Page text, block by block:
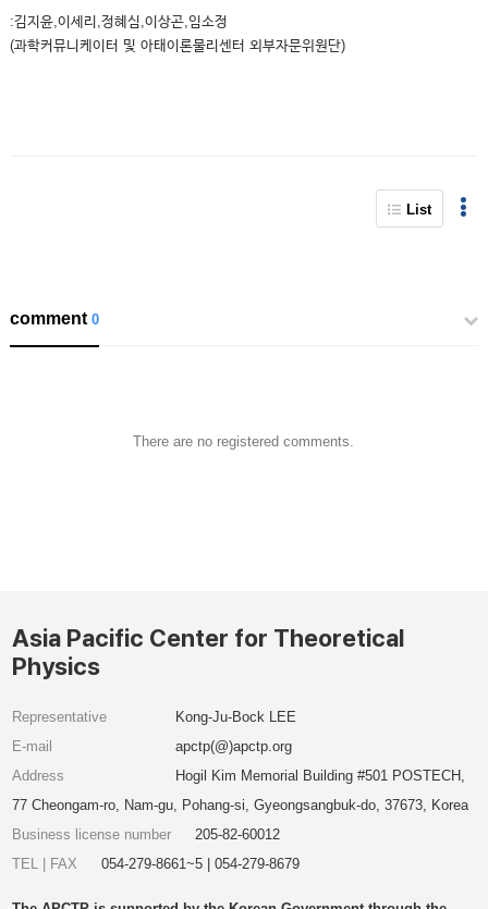
:김지윤,이세리,정혜심,이상곤,임소정
(과학커뮤니케이터 및 아태이론물리센터 외부자문위원단)
List
comment0
There are no registered comments.
Asia Pacific Center for Theoretical
Physics
Representative
Kong-Ju-Bock LEE
E-mail
apctp(@)apctp.org
Address
Hogil Kim Memorial Building #501 POSTECH,
77 Cheongam-ro, Nam-gu, Pohang-si, Gyeongsangbuk-do, 37673, Korea
Business license number
205-82-60012
TEL | FAX
054-279-8661~5 | 054-279-8679